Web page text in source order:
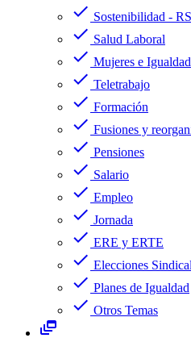
check Sostenibilidad -
check Salud Laboral
check Mujeres e Igualdad
check Teletrabajo
check Formación
check Fusiones y
check Pensiones
check Salario
check Empleo
check Jornada
check ERE y ERTE
check Elecciones
check Planes de Igualdad
check Otros Temas
dynamic_feed